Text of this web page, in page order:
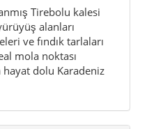
Tirebolu kalesi
alanları
ve fındık tarlaları
mola noktası
hayat dolu Karadeniz